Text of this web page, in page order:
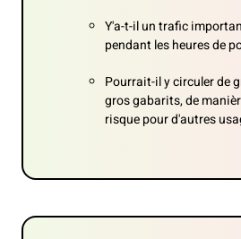
Y'a-t-il un trafic
pendant les heures de
Pourrait-il y circuler de
gros gabarits, de
risque pour d'autres